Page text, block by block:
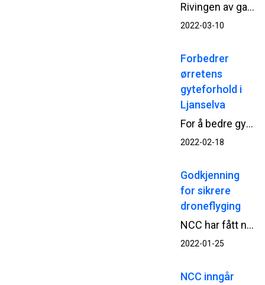
Rivingen av gamle Park hotell i Drammen er gjennomført. Nå starter Statsbygg og NCC opp betongarbeidene til det nye tinghuset.
2022-03-10
Forbedrer
ørretens
gyteforhold i
Ljanselva
For å bedre gyteforholdene for ørreten i Ljanselva i Oslo, har NCC Område Oslo nylig utført habitatforbedring.
2022-02-18
Godkjenning
for sikrere
droneflyging
NCC har fått ny godkjenning for fortsatt droneflyging i sine anleggsprosjekt, etter at nye, strengere europeiske regler for å fly drone begynte å gjelde fra nyttår.
2022-01-25
NCC inngår